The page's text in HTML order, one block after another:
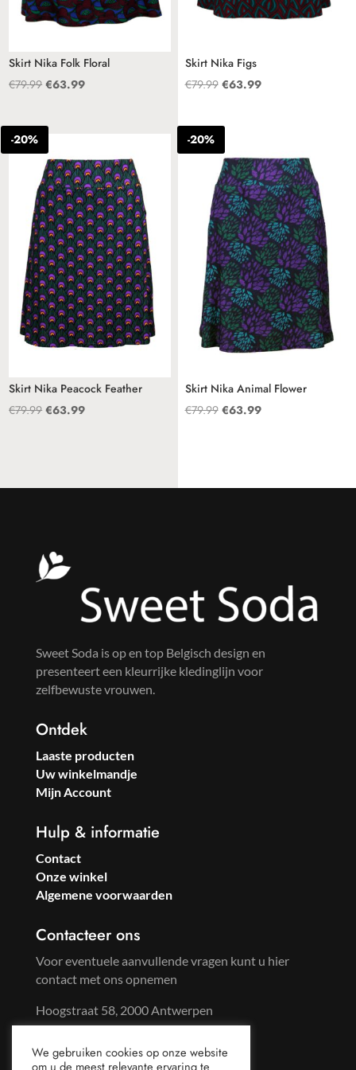
Skirt Nika Folk Floral
€79.99 Oorspronkelijke
was:
€63.99Huidige
Skirt Nika Figs
€79.99 Oorspronkelijke
was:
€63.99Huidige
-20%
Skirt Nika Peacock Feather
€79.99 Oorspronkelijke
€63.99Huidige
-20%
Skirt Nika Animal Flower
€79.99 Oorspronkelijke
€63.99Huidige
Sweet Soda is op en top Belgisch design en
presenteert een kleurrijke kledinglijn voor
zelfbewuste vrouwen.
Ontdek
Laaste producten
Uw winkelmandje
Mijn Account
Hulp & informatie
Contact
Onze winkel
Algemene voorwaarden
Contacteer ons
Voor eventuele aanvullende vragen kunt u hier
contact met ons opnemen
Hoogstraat 58, 2000 Antwerpen
Gsm: +32 486 96 65 44
We gebruiken cookies op onze website
om u de meest relevante ervaring te